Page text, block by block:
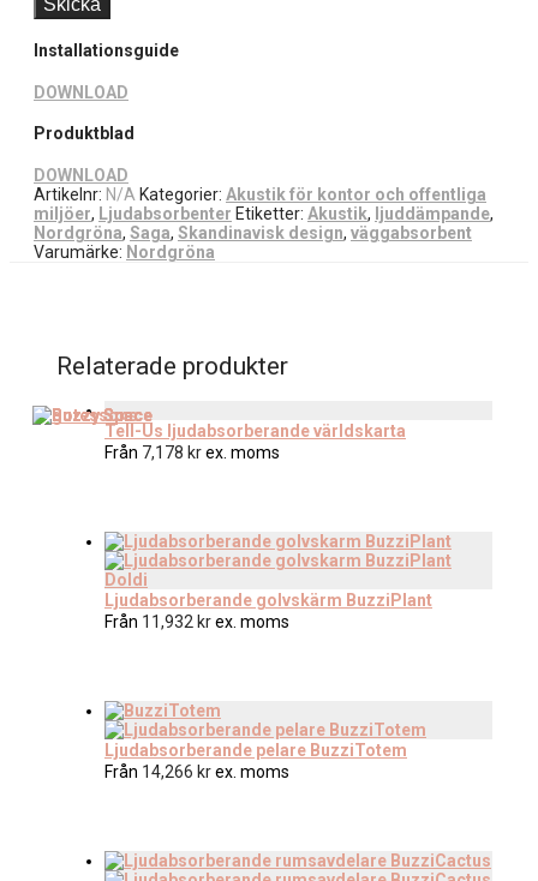
Installationsguide
DOWNLOAD
Produktblad
DOWNLOAD
Artikelnr: N/A Kategorier: Akustik för kontor och offentliga
miljöer, Ljudabsorbenter Etiketter: Akustik, ljuddämpande,
Nordgröna, Saga, Skandinavisk design, väggabsorbent
Varumärke: Nordgröna
Relaterade produkter
Tell-Us ljudabsorberande världskarta
Från 7,178 krex. moms
Ljudabsorberande golvskärm BuzziPlant
Från 11,932 krex. moms
Ljudabsorberande pelare BuzziTotem
Från 14,266 krex. moms